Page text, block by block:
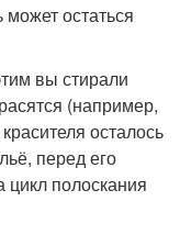
остаться
вы стирали
(например,
осталось
перед его
цикл полоскания